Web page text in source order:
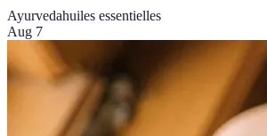
Ayurvedahuiles essentielles
Aug 7